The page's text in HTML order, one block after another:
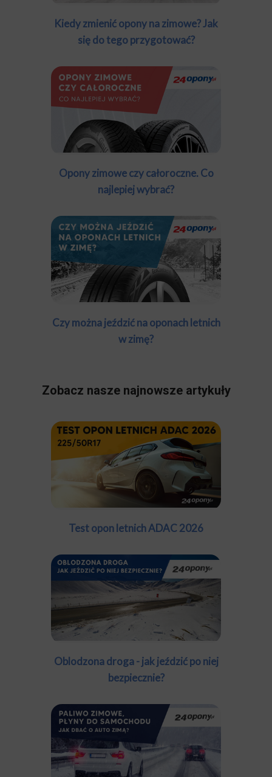
Kiedy zmienić opony na zimowe? Jak
się do tego przygotować?
Opony zimowe czy całoroczne. Co
najlepiej wybrać?
Czy można jeździć na oponach letnich
w zimę?
Zobacz nasze najnowsze artykuły
Test opon letnich ADAC 2026
Oblodzona droga - jak jeździć po niej
bezpiecznie?